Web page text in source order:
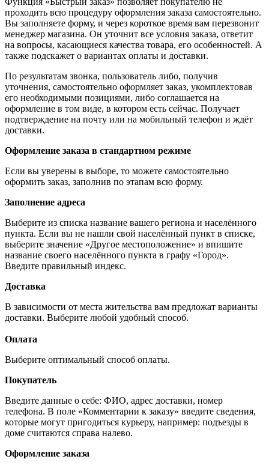
проходить всю процедуру оформления заказа самостоятельно.
Вы заполняете форму, и через короткое время вам перезвонит
менеджер магазина. Он уточнит все условия заказа, ответит
на вопросы, касающиеся качества товара, его особенностей. А
также подскажет о вариантах оплаты и доставки.
По результатам звонка, пользователь либо, получив
уточнения, самостоятельно оформляет заказ, укомплектовав
его необходимыми позициями, либо соглашается на
оформление в том виде, в котором есть сейчас. Получает
подтверждение на почту или на мобильный телефон и ждёт
доставки.
Оформление заказа в стандартном режиме
Если вы уверены в выборе, то можете самостоятельно
оформить заказ, заполнив по этапам всю форму.
Заполнение адреса
Выберите из списка название вашего региона и населённого
пункта. Если вы не нашли свой населённый пункт в списке,
выберите значение «Другое местоположение» и впишите
название своего населённого пункта в графу «Город».
Введите правильный индекс.
Доставка
В зависимости от места жительства вам предложат варианты
доставки. Выберите любой удобный способ.
Оплата
Выберите оптимальный способ оплаты.
Покупатель
Введите данные о себе: ФИО, адрес доставки, номер
телефона. В поле «Комментарии к заказу» введите сведения,
которые могут пригодиться курьеру, например: подъезды в
доме считаются справа налево.
Оформление заказа